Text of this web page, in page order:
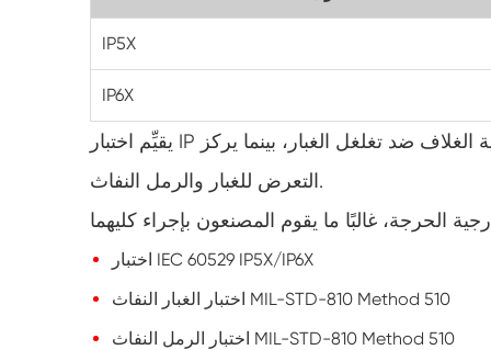
IP5X
IP6X
يقيِّم اختبار IP حماية الغلاف ضد تغلغل الغبار، بينما يركز MIL-STD-810 على الموثوقية التشغيلية طويلة الأجل تحت
التعرض للغبار والرمل النفاث.
اختبار IEC 60529 IP5X/IP6X
اختبار الغبار النفاث MIL-STD-810 Method 510
اختبار الرمل النفاث MIL-STD-810 Method 510